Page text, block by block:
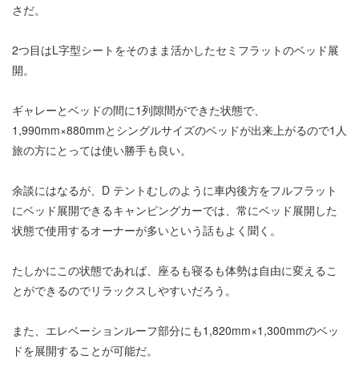
さだ。
2つ目はL字型シートをそのまま活かしたセミフラットのベッド展
開。
ギャレーとベッドの間に1列隙間ができた状態で、
1,990mm×880mmとシングルサイズのベッドが出来上がるので1人
旅の方にとっては使い勝手も良い。
余談にはなるが、D テントむしのように車内後方をフルフラット
にベッド展開できるキャンピングカーでは、常にベッド展開した
状態で使用するオーナーが多いという話もよく聞く。
たしかにこの状態であれば、座るも寝るも体勢は自由に変えるこ
とができるのでリラックスしやすいだろう。
また、エレベーションルーフ部分にも1,820mm×1,300mmのベッ
ドを展開することが可能だ。